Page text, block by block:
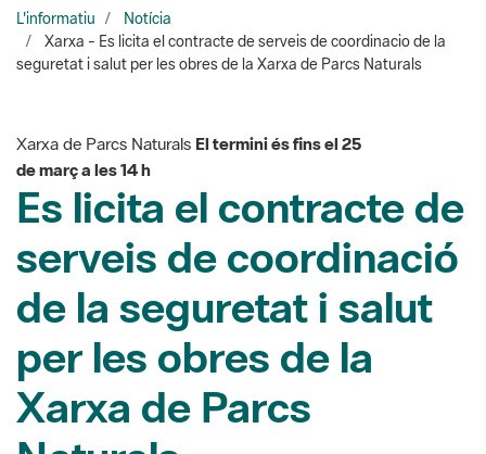
Xarxa de Parcs NaturalsEl termini és fins el 25
Es licita el contracte de
serveis de coordinació
de la seguretat i salut
per les obres de la
Xarxa de Parcs
Naturals